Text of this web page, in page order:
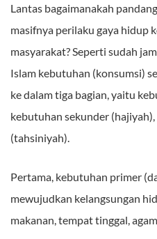
Lantas bagaimanakah
masifnya perilaku gaya hidup
masyarakat? Seperti sudah
Islam kebutuhan (konsumsi)
ke dalam tiga bagian, yaitu
kebutuhan sekunder
(tahsiniyah).
Pertama, kebutuhan primer
mewujudkan kelangsungan
makanan, tempat tinggal,